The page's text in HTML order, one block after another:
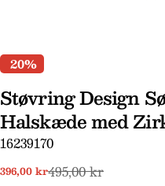
20%
Støvring Design
Halskæde med
SKU:
16239170
Udsalgspris
396,00 kr
Normal 495,00 kr
Stil
navn